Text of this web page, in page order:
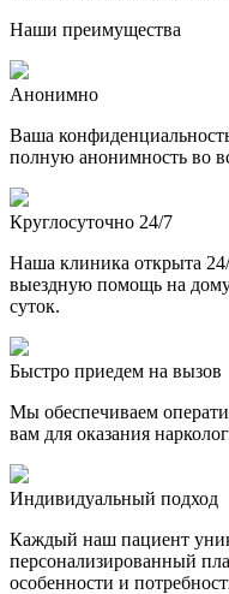
Наши преимущества
Анонимно
Ваша
полную анонимность во
Круглосуточно 24/7
Наша клиника открыта
выездную помощь на
суток.
Быстро приедем на вызов
Мы обеспечиваем
вам для оказания
Индивидуальный подход
Каждый наш пациент
персонализированный
особенности и